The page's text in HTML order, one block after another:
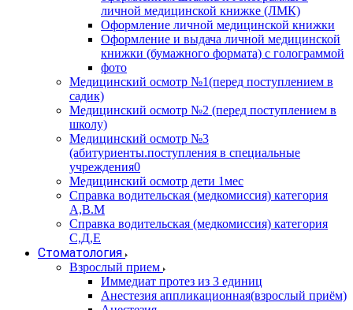
личной медицинской книжке (ЛМК)
Оформление личной медицинской книжки
Оформление и выдача личной медицинской
книжки (бумажного формата) с голограммой
фото
Медицинский осмотр №1(перед поступлением в
садик)
Медицинский осмотр №2 (перед поступлением в
школу)
Медицинский осмотр №3
(абитуриенты.поступления в специальные
учреждения0
Медицинский осмотр дети 1мес
Справка водительская (медкомиссия) категория
А,В.М
Справка водительская (медкомиссия) категория
С,Д,Е
Стоматология
Взрослый прием
Иммедиат протез из 3 единиц
Анестезия аппликационная(взрослый приём)